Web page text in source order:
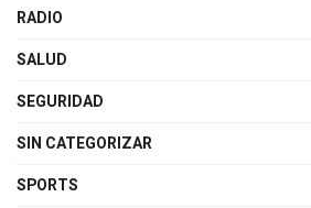
RADIO
SALUD
SEGURIDAD
SIN CATEGORIZAR
SPORTS